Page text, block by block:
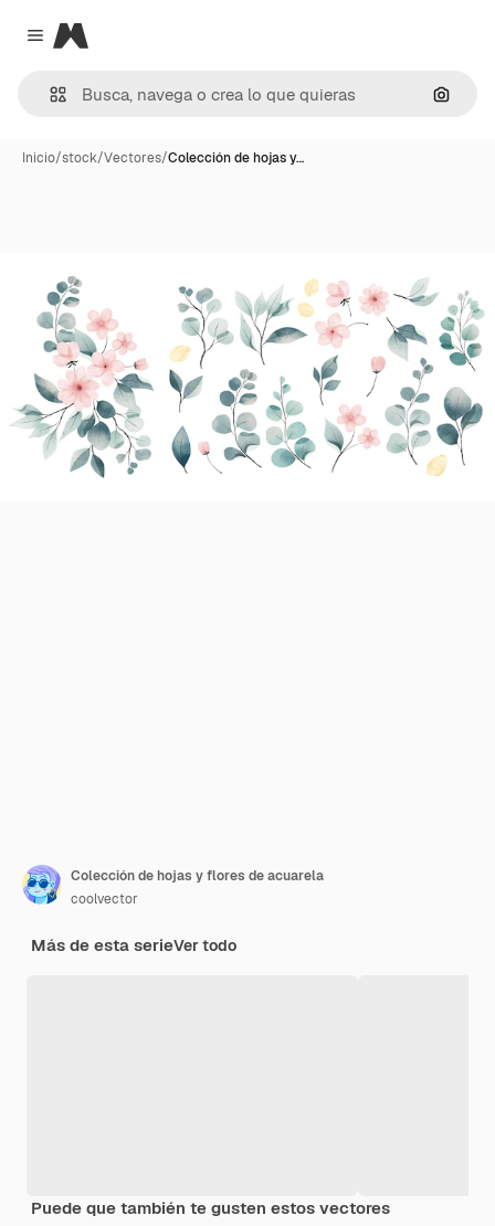
Close menu
Magnific
Inicio/stock/Vectores/Colección de hojas y…
Colección de hojas y flores de acuarela
coolvector
Más de esta serieVer todo
Puede que también te gusten estos vectores